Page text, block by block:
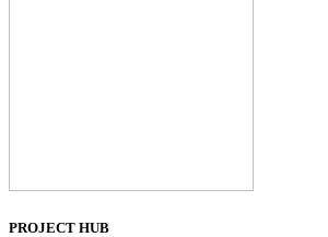
PROJECT HUB